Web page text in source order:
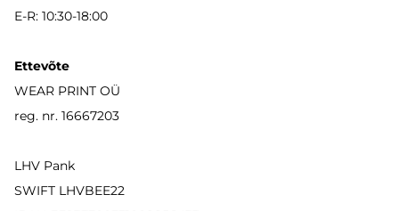
E-R: 10:30-18:00
Ettevõte
WEAR PRINT OÜ
reg. nr. 16667203
LHV Pank
SWIFT LHVBEE22